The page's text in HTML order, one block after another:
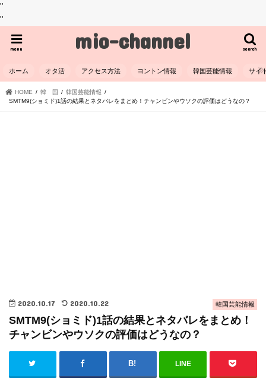
"
"
mio-channel search
menu
ホーム オタ活 アクセス方法 ヨントン情報 韓国芸能情報 サイ
HOME 韓 国
韓国芸能情報
SMTM9(ショミド)1話の結果とネタバレをまとめ！チャンビンやウソクの評価はどうなの？
韓国芸能情報
2020.10.17 2020.10.22
SMTM9(ショミド)1話の結果とネタバレをまとめ！
チャンビンやウソクの評価はどうなの？
LINE